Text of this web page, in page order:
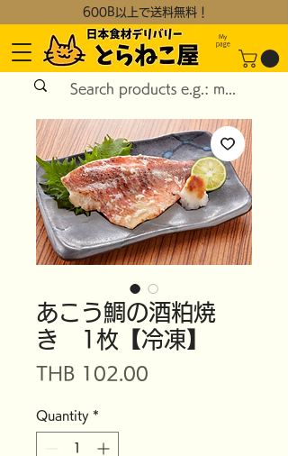
600B以上で送料無料！
My
page
あこう鯛の酒粕焼
き 1枚【冷凍】
THB 102.00
Quantity *